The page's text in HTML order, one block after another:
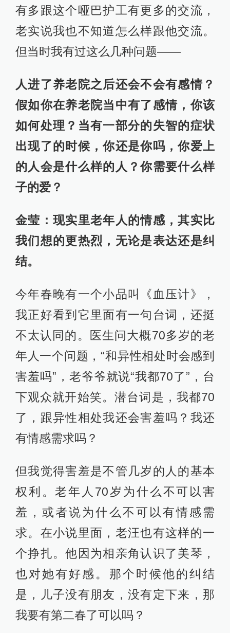
有多跟这个哑巴护工有更多的交流，
老实说我也不知道怎么样跟他交流。
但当时我有过这么几种问题——
人进了养老院之后还会不会有感情？
假如你在养老院当中有了感情，你该
如何处理？当有一部分的失智的症状
出现了的时候，你还是你吗，你爱上
的人会是什么样的人？你需要什么样
子的爱？
金莹：现实里老年人的情感，其实比
我们想的更热烈，无论是表达还是纠
结。
今年春晚有一个小品叫《血压计》，
我正好看到它里面有一句台词，还挺
不太认同的。医生问大概70多岁的老
年人一个问题，“和异性相处时会感到
害羞吗”，老爷爷就说“我都70了”，台
下观众就开始笑。潜台词是，我都70
了，跟异性相处我还会害羞吗？我还
有情感需求吗？
但我觉得害羞是不管几岁的人的基本
权利。老年人70岁为什么不可以害
羞，或者说为什么不可以有情感需
求。在小说里面，老汪也有这样的一
个挣扎。他因为相亲角认识了美琴，
也对她有好感。那个时候他的纠结
是，儿子没有朋友，没有定下来，那
我要有第二春了可以吗？